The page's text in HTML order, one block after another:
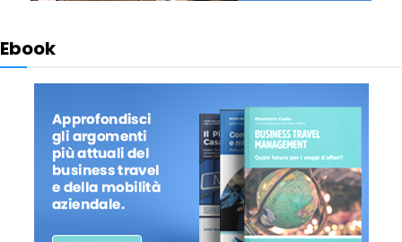
Ebook